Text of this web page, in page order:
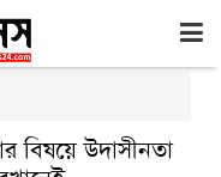
বিষয়ে উদাসীনতা